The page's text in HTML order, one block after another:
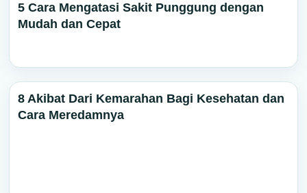
5 Cara Mengatasi Sakit Punggung dengan
Mudah dan Cepat
8 Akibat Dari Kemarahan Bagi Kesehatan dan
Cara Meredamnya